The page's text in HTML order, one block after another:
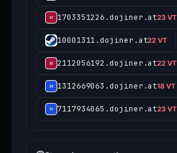
1703351226.dojiner.at23 VT
10001311.dojiner.at22 VT
2112056192.dojiner.at22 VT
1312669063.dojiner.at18 VT
7117934065.dojiner.at23 VT